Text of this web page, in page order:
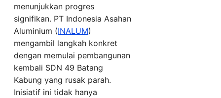
menunjukkan progres
signifikan. PT Indonesia Asahan
Aluminium (INALUM)
mengambil langkah konkret
dengan memulai pembangunan
kembali SDN 49 Batang
Kabung yang rusak parah.
Inisiatif ini tidak hanya